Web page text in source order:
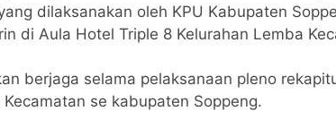
dilaksanakan oleh KPU Kabupaten
di Aula Hotel Triple 8 Kelurahan Lemba
berjaga selama pelaksanaan pleno
se kabupaten Soppeng.